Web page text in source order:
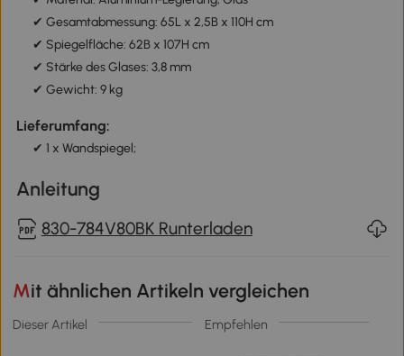
✔ Gesamtabmessung: 65L x 2,5B x 110H cm
✔ Spiegelfläche: 62B x 107H cm
✔ Stärke des Glases: 3,8 mm
✔ Gewicht: 9 kg
Lieferumfang:
✔ 1 x Wandspiegel;
Anleitung
830-784V80BK Runterladen
Mit ähnlichen Artikeln vergleichen
Dieser Artikel Empfehlen